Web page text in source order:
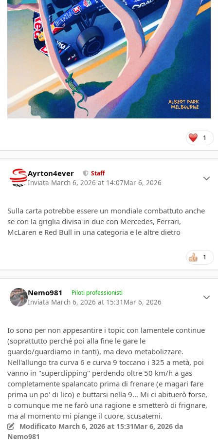
1
Ayrton4ever Staff
Inviata March 6, 2026 at 14:07Mar 6, 2026
Sulla carta potrebbe essere un mondiale combattuto anche
se con la griglia divisa in due con Mercedes, Ferrari,
McLaren e Red Bull in una categoria e le altre dietro
1
Nemo981 Piloti professionisti
Inviata March 6, 2026 at 15:31 Mar 6, 2026
Io sono per non appesantire i topic con lamentele continue
(soprattutto perché poi alla fine le gare le
guardo/guardiamo in tanti), ma devo metabolizzare.
Nell'allungo tra curva 6 e curva 9 toccano i 325 a metà, poi
vanno in "superclipping" perdendo oltre 50 km/h a gas
completamente spalancato prima di frenare (e magari fare
prima un po' di lico) e buttarsi nella 9... Mi ci abituerò forse,
o comunque me ne farò una ragione e smetterò di frignare,
ma al momento mi piange il cuore, scusatemi.
Modificato March 6, 2026 at 15:31Mar 6, 2026 da
Nemo981